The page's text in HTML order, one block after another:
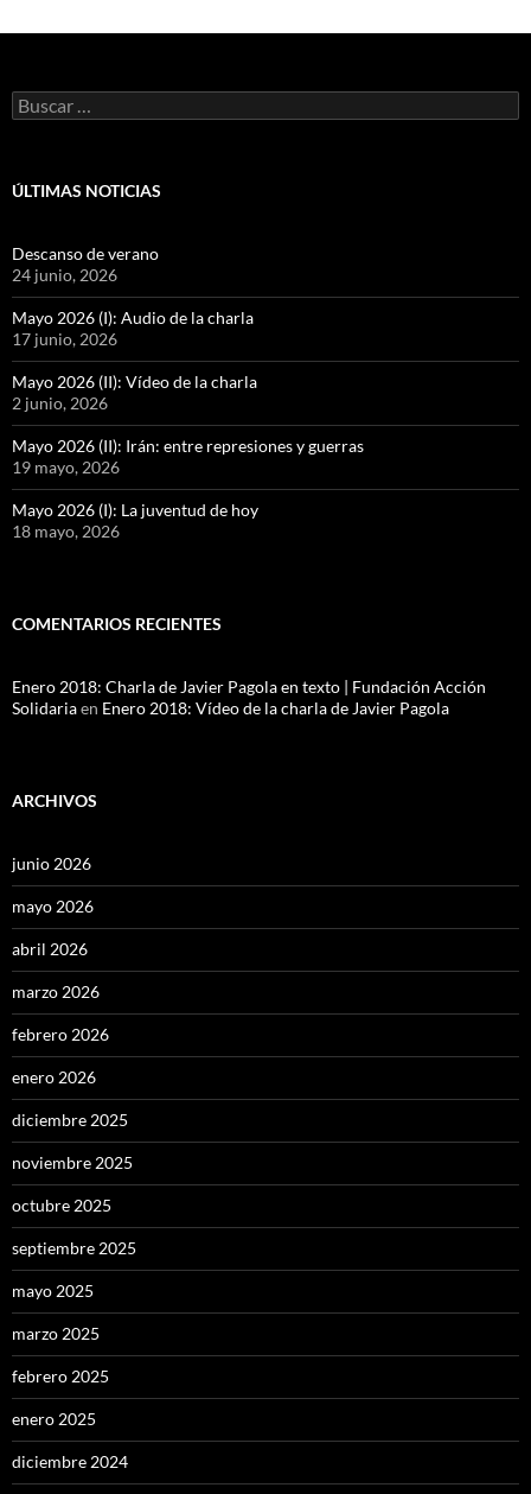
Buscar:
ÚLTIMAS NOTICIAS
Descanso de verano
24 junio, 2026
Mayo 2026 (I): Audio de la charla
17 junio, 2026
Mayo 2026 (II): Vídeo de la charla
2 junio, 2026
Mayo 2026 (II): Irán: entre represiones y guerras
19 mayo, 2026
Mayo 2026 (I): La juventud de hoy
18 mayo, 2026
COMENTARIOS RECIENTES
Enero 2018: Charla de Javier Pagola en texto | Fundación Acción
Solidariaen Enero 2018: Vídeo de la charla de Javier Pagola
ARCHIVOS
junio 2026
mayo 2026
abril 2026
marzo 2026
febrero 2026
enero 2026
diciembre 2025
noviembre 2025
octubre 2025
septiembre 2025
mayo 2025
marzo 2025
febrero 2025
enero 2025
diciembre 2024